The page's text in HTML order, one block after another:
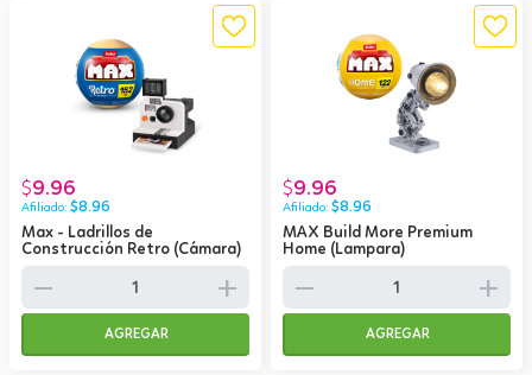
Max - Ladrillos de
Construcción Retro (Cámara)
$9.96
$8.96
remove add
AGREGAR
MAX Build More Premium
Home (Lampara)
$9.96
$8.96
remove add
AGREGAR